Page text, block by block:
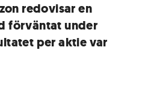
redovisar en
förväntat under
per aktie var